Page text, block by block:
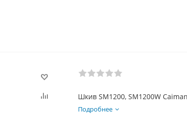
Шкив SM1200, SM1200W Caiman
Подробнее